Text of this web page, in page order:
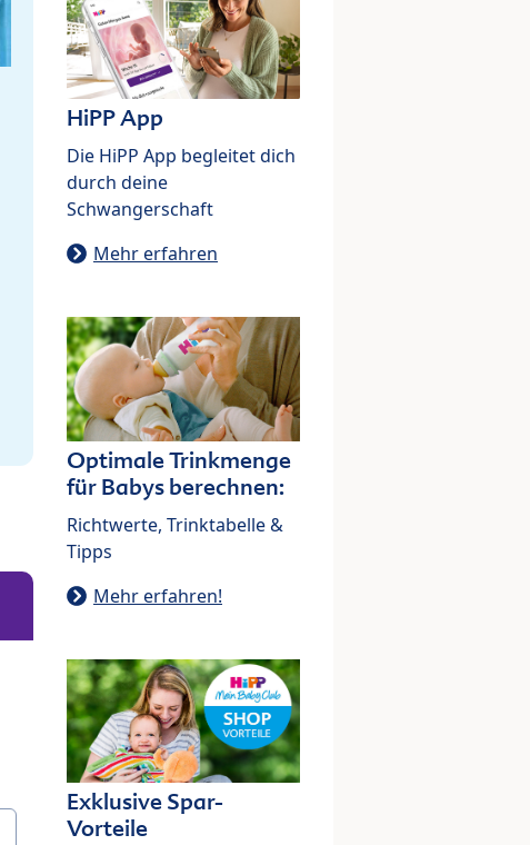
HiPP App
Die HiPP App begleitet dich
durch deine
Schwangerschaft
Mehr erfahren
Optimale Trinkmenge
für Babys berechnen:
Richtwerte, Trinktabelle &
Tipps
Mehr erfahren!
Exklusive Spar-
Vorteile